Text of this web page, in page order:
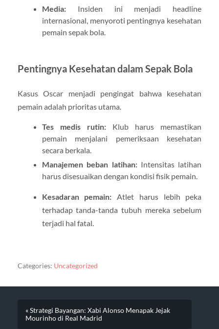
Media:Insiden ini menjadi headline
internasional, menyoroti pentingnya kesehatan
pemain sepak bola.
Pentingnya Kesehatan dalam Sepak Bola
Kasus Oscar menjadi pengingat bahwa kesehatan
pemain adalah prioritas utama.
Tes medis rutin:Klub harus memastikan
pemain menjalani pemeriksaan kesehatan
secara berkala.
Manajemen beban latihan:Intensitas latihan
harus disesuaikan dengan kondisi fisik pemain.
Kesadaran pemain: Atlet harus lebih peka
terhadap tanda-tanda tubuh mereka sebelum
terjadi hal fatal.
Categories: Uncategorized
« Strategi Bayangan: Xabi Alonso Menapak Jejak
Mourinho di Real Madrid